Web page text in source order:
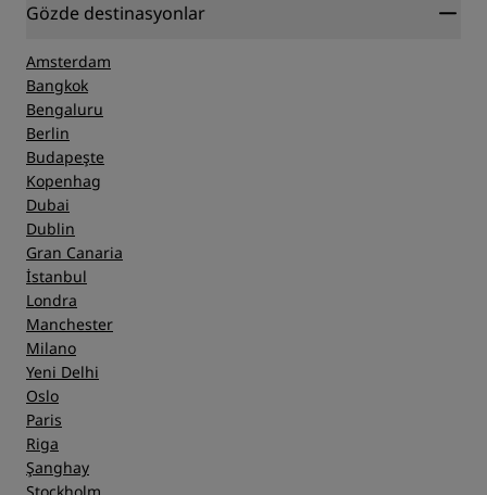
Gözde destinasyonlar
Amsterdam
Bangkok
Bengaluru
Berlin
Budapeşte
Kopenhag
Dubai
Dublin
Gran Canaria
İstanbul
Londra
Manchester
Milano
Yeni Delhi
Oslo
Paris
Riga
Şanghay